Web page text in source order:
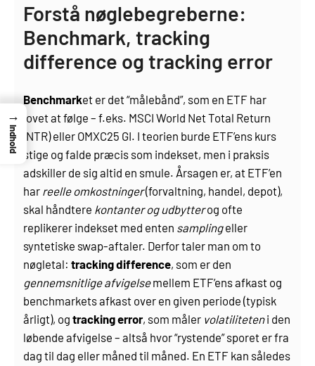
Forstå nøglebegreberne:
Benchmark, tracking
difference og tracking error
Benchmarket er det “målebånd”, som en ETF har
lovet at følge – f.eks. MSCI World Net Total Return
(NTR) eller OMXC25 GI. I teorien burde ETF’ens kurs
stige og falde præcis som indekset, men i praksis
adskiller de sig altid en smule. Årsagen er, at ETF’en
har reelle omkostninger(forvaltning, handel, depot),
skal håndtere kontanter og udbytterog ofte
replikerer indekset med enten samplingeller
syntetiske swap-aftaler. Derfor taler man om to
nøgletal:tracking difference, som er den
gennemsnitlige afvigelsemellem ETF’ens afkast og
benchmarkets afkast over en given periode (typisk
årligt), ogtracking error, som måler volatiliteteni den
løbende afvigelse – altså hvor “rystende” sporet er fra
dag til dag eller måned til måned. En ETF kan således
→
Indhold